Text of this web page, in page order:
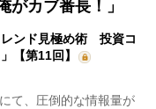
がカブ番長！」
レンド見極め術 投資コ
【第11回】
て、圧倒的な情報量が